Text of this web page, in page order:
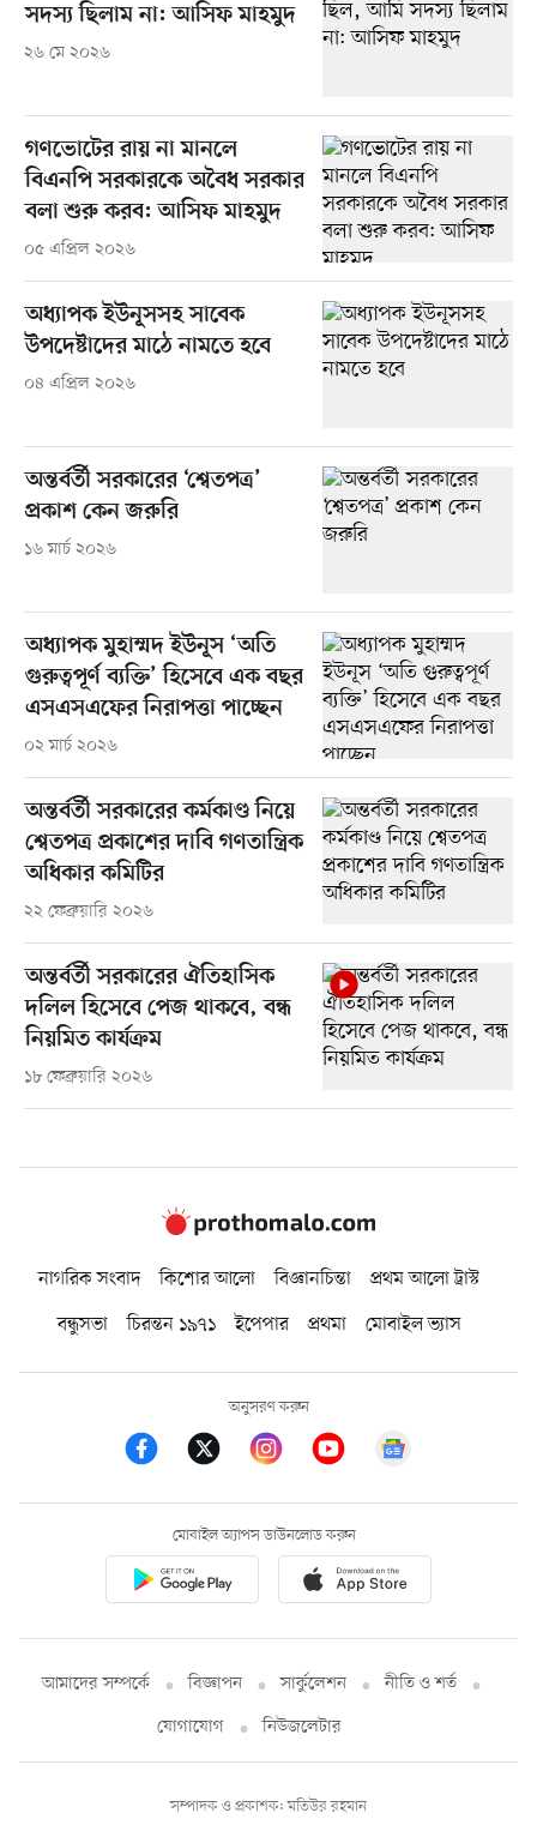
সদস্য ছিলাম না: আসিফ মাহমুদ
২৬ মে ২০২৬
গণভোটের রায় না মানলে
বিএনপি সরকারকে অবৈধ সরকার
বলা শুরু করব: আসিফ মাহমুদ
০৫ এপ্রিল ২০২৬
অধ্যাপক ইউনূসসহ সাবেক
উপদেষ্টাদের মাঠে নামতে হবে
০৪ এপ্রিল ২০২৬
অন্তর্বর্তী সরকারের ‘শ্বেতপত্র’
প্রকাশ কেন জরুরি
১৬ মার্চ ২০২৬
অধ্যাপক মুহাম্মদ ইউনূস ‘অতি
গুরুত্বপূর্ণ ব্যক্তি’ হিসেবে এক বছর
এসএসএফের নিরাপত্তা পাচ্ছেন
০২ মার্চ ২০২৬
অন্তর্বর্তী সরকারের কর্মকাণ্ড নিয়ে
শ্বেতপত্র প্রকাশের দাবি গণতান্ত্রিক
অধিকার কমিটির
২২ ফেব্রুয়ারি ২০২৬
অন্তর্বর্তী সরকারের ঐতিহাসিক
দলিল হিসেবে পেজ থাকবে, বন্ধ
নিয়মিত কার্যক্রম
১৮ ফেব্রুয়ারি ২০২৬
নাগরিক সংবাদ কিশোর আলো বিজ্ঞানচিন্তা
প্রথম আলো ট্রাস্ট
বন্ধুসভা
চিরন্তন ১৯৭১ ইপেপার প্রথমা মোবাইল ভ্যাস
অনুসরণ করুন
মোবাইল অ্যাপস ডাউনলোড করুন
আমাদের সম্পর্কে বিজ্ঞাপন সার্কুলেশন
নীতি ও শর্ত
যোগাযোগ
নিউজলেটার
সম্পাদক ও প্রকাশক: মতিউর রহমান